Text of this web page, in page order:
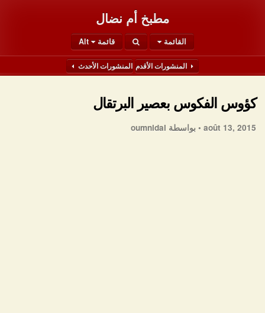
مطبخ أم نضال
القائمة قائمة Alt
المنشورات الأقدم المنشورات الأحدث
كؤوس الفكوس بعصير البرتقال
août 13, 2015 • بواسطة oumnidal